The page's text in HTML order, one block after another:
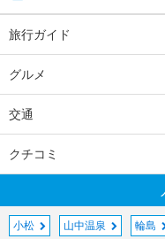
旅行ガイド
グルメ
交通
クチコミ
小松 山中温泉 輪島